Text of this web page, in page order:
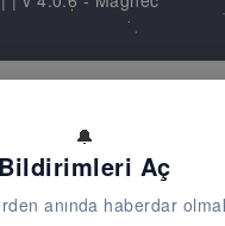
🔔
Bildirimleri Aç
anında haberdar